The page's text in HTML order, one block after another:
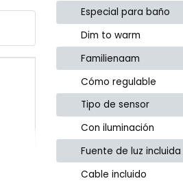
Especial para baño
Dim to warm
Familienaam
Cómo regulable
Tipo de sensor
Con iluminación
Fuente de luz incluida
Cable incluido